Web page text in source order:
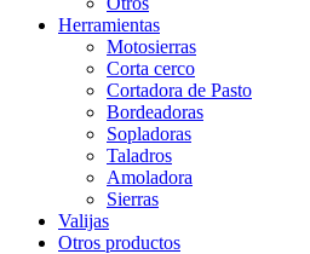
Herramientas
Motosierras
Corta cerco
Cortadora de Pasto
Bordeadoras
Sopladoras
Taladros
Amoladora
Sierras
Valijas
Otros productos